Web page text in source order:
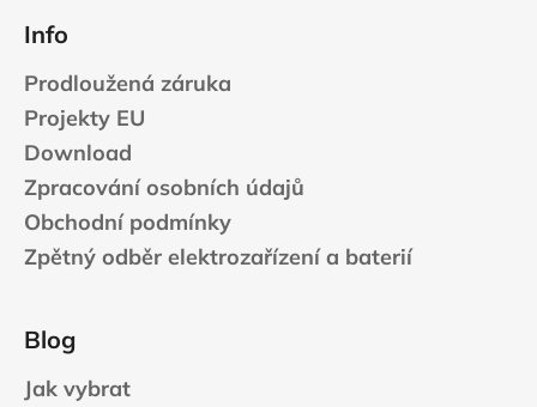
Info
Prodloužená záruka
Projekty EU
Download
Zpracování osobních údajů
Obchodní podmínky
Zpětný odběr elektrozařízení a baterií
Blog
Jak vybrat